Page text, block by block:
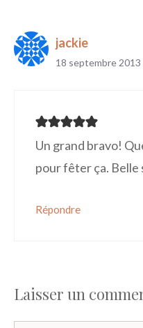
jackie
18 septembre 2013
Un grand bravo!
pour fêter ça. Belle
Répondre
Laisser un